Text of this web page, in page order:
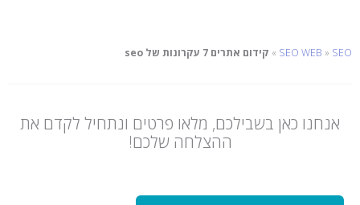
SEO WEB » SEO
» קידום אתרים 7 עקרונות של seo
אנחנו כאן בשבילכם, מלאו פרטים ונתחיל לקדם את
ההצלחה שלכם!